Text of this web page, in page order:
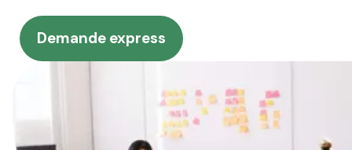
Notre vision
Rejoignez-nous
Demande express